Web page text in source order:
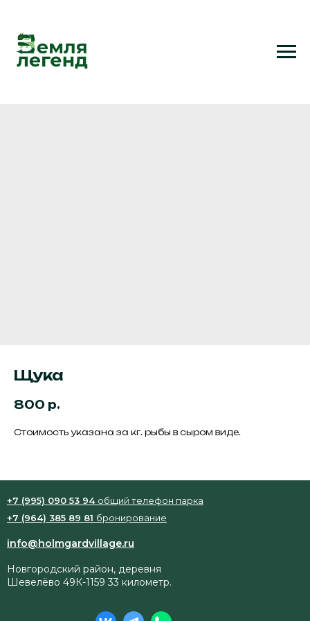
Щука
800 р.
Стоимость указана за кг. рыбы в сыром виде.
Новгородский район, деревня
Шевелёво 49К-1159 33 километр.
+7 (995) 090 53 94 общий телефон парка
+7 (964) 385 89 81 бронирование
info@holmgardvillage.ru